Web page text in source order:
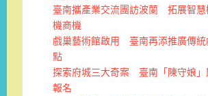
臺南攜產業交流團訪波蘭 拓展智慧
機商機
戲巢藝術館啟用 臺南再添推廣傳統
點
探索府城三大奇案 臺南「陳守娘」
報名